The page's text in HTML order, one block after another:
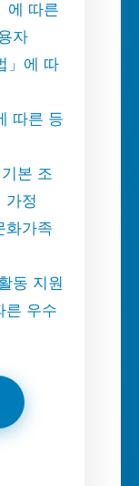
에 따른
자
」에 따
따른 등
본 조
가정
화가족
동 지원
른 우수